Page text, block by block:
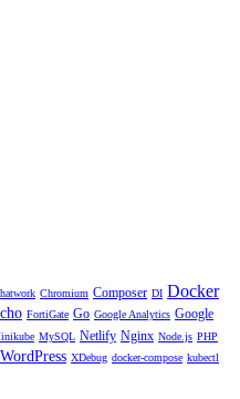
Chromium Composer DI Docker
FortiGate Go Google Analytics Google
MySQL Netlify Nginx Node.js PHP
WordPress XDebug docker-compose kubectl